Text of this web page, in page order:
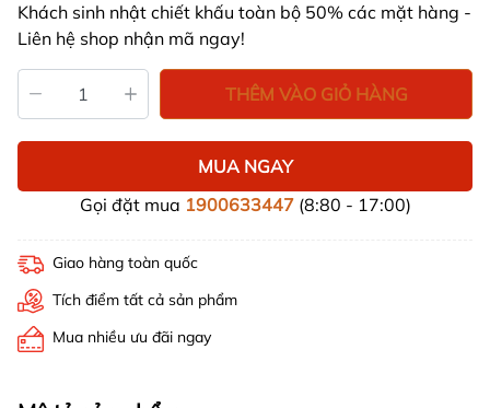
Khách sinh nhật chiết khấu toàn bộ 50% các mặt hàng -
Liên hệ shop nhận mã ngay!
THÊM VÀO GIỎ HÀNG
MUA NGAY
Gọi đặt mua 1900633447(8:80 - 17:00)
Giao hàng toàn quốc
Tích điểm tất cả sản phẩm
Mua nhiều ưu đãi ngay